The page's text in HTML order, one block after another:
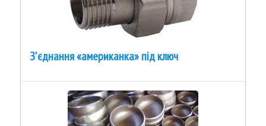
З'єднання «американка» під ключ